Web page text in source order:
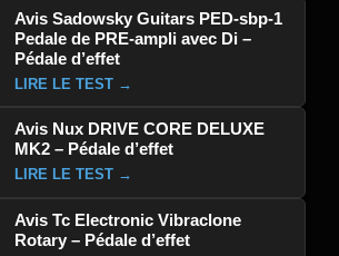
Avis Sadowsky Guitars PED-sbp-1
Pedale de PRE-ampli avec Di –
Pédale d’effet
LIRE LE TEST →
Avis Nux DRIVE CORE DELUXE
MK2 – Pédale d’effet
LIRE LE TEST →
Avis Tc Electronic Vibraclone
Rotary – Pédale d’effet